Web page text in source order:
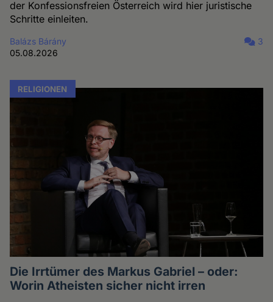
der Konfessionsfreien Österreich wird hier juristische
Schritte einleiten.
Balázs Bárány
05.08.2026
3
RELIGIONEN
Die Irrtümer des Markus Gabriel – oder:
Worin Atheisten sicher nicht irren